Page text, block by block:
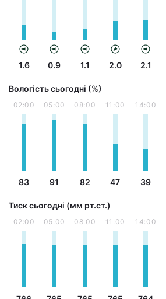
1.6 0.9 1.1 2.0 2.1
Вологість сьогодні (%)
02:00
83
05:00
91
08:00
82
11:00
47
14:00
39
Тиск сьогодні (мм рт.ст.)
02:00 05:00 08:00 11:00 14:00